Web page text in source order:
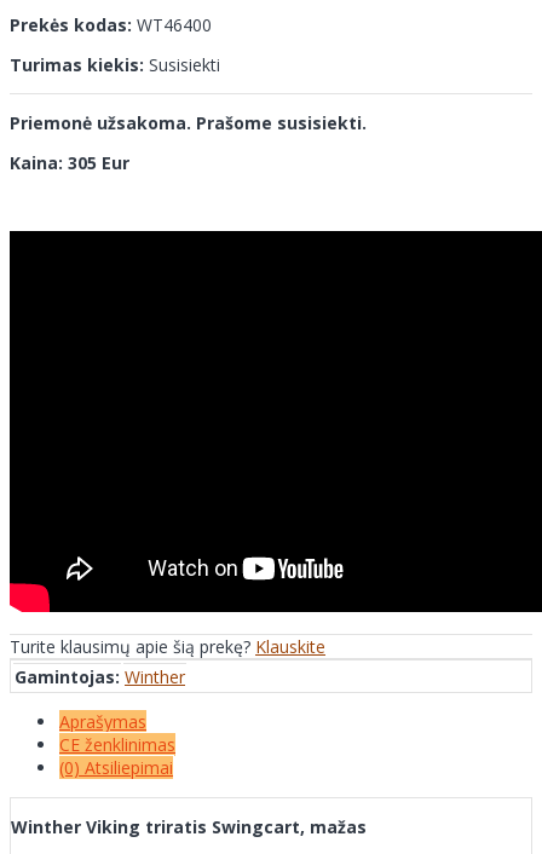
Prekės kodas: WT46400
Turimas kiekis: Susisiekti
Priemonė užsakoma. Prašome susisiekti.
Kaina: 305 Eur
Turite klausimų apie šią prekę? Klauskite
Gamintojas: Winther
Aprašymas
CE ženklinimas
(0) Atsiliepimai
Winther Viking triratis Swingcart, mažas